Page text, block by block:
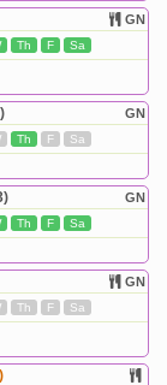
GN
Th F Sa
GN
Th F Sa
GN
Th F Sa
GN
Th F Sa